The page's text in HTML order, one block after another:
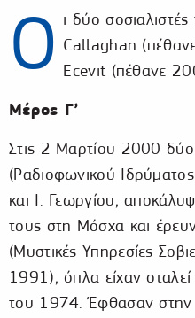
Ο ι δύο
Callaghan
Ecevit (πέθανε
Μέρος Γ’
Στις 2 Μαρτίου 2000
(Ραδιοφωνικού
και Ι. Γεωργίου,
τους στη Μόσχα και
(Μυστικές Υπηρεσίες
1991), όπλα είχαν
του 1974. Έφθασαν στην